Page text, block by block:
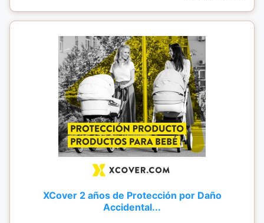
XCover 2 años de Protección por Daño
Accidental...